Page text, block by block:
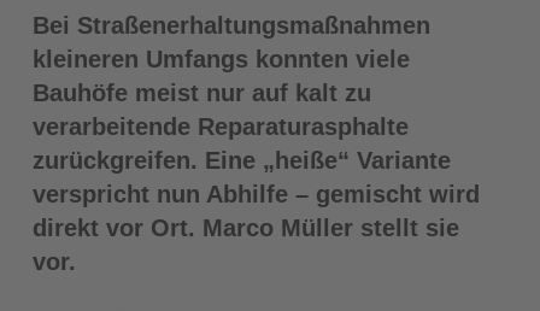
Bei Straßenerhaltungsmaßnahmen
kleineren Umfangs konnten viele
Bauhöfe meist nur auf kalt zu
verarbeitende Reparaturasphalte
zurückgreifen. Eine „heiße“ Variante
verspricht nun Abhilfe – gemischt wird
direkt vor Ort. Marco Müller stellt sie
vor.